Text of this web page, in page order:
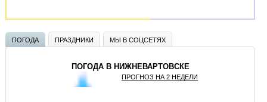
ПОГОДА ПРАЗДНИКИ МЫ В СОЦСЕТЯХ
ПОГОДА В НИЖНЕВАРТОВСКЕ
ПРОГНОЗ НА 2 НЕДЕЛИ